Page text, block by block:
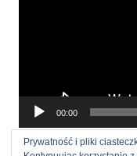
00:00
Prywatność i pliki